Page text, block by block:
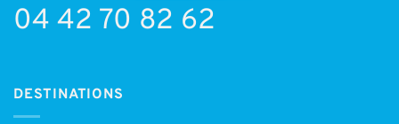
04 42 70 82 62
DESTINATIONS